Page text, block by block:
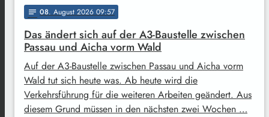
notes 08. August 2026 09:57
Das ändert sich auf der A3-Baustelle zwischen
Passau und Aicha vorm Wald
Auf der A3-Baustelle zwischen Passau und Aicha vorm
Wald tut sich heute was. Ab heute wird die
Verkehrsführung für die weiteren Arbeiten geändert. Aus
diesem Grund müssen in den nächsten zwei Wochen …